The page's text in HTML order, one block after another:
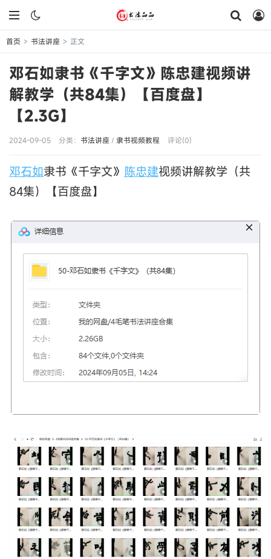
首页 > 书法讲座 > 正文
邓石如隶书《千字文》陈忠建视频讲
解教学（共84集）【百度盘】
【2.3G】
2024-09-05 分类： 书法讲座/ 隶书视频教程 评论(0)
邓石如隶书《千字文》 陈忠建视频讲解教学（共
84集）【百度盘】